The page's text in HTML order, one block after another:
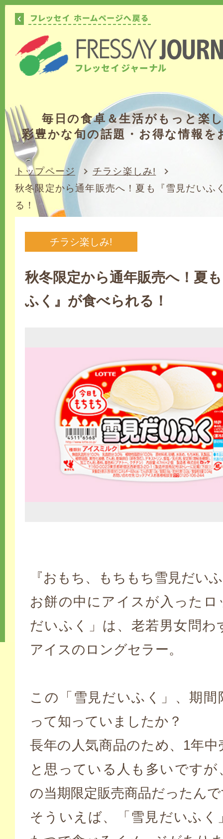
毎日の食卓＆生活がもっと楽
彩豊かな旬の話題・お得な情報を
トップページ
チラシ楽しみ!
秋冬限定から通年販売へ！夏も『雪見だいふ
る！
チラシ楽しみ!
秋冬限定から通年販売へ！夏
ふく』が食べられる！
『おもち、もちもち雪見だい
お餅の中にアイスが入ったロ
だいふく」は、老若男女問わ
アイスのロングセラー。
この「雪見だいふく」、期間
って知っていましたか？
長年の人気商品のため、1年
と思っている人も多いですが
の当期限定販売商品だったん
そういえば、「雪見だいふく